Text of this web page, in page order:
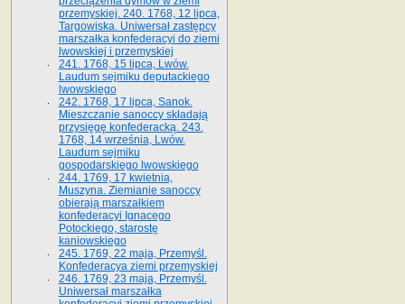
przemyskiej. 240. 1768, 12 lipca,
Targowiska. Uniwersał zastępcy
marszałka konfederacyi do ziemi
lwowskiej i przemyskiej
241. 1768, 15 lipca, Lwów.
Laudum sejmiku deputackiego
lwowskiego
242. 1768, 17 lipca, Sanok.
Mieszczanie sanoccy składają
przysięgę konfederacką. 243.
1768, 14 września, Lwów.
Laudum sejmiku
gospodarskiego lwowskiego
244. 1769, 17 kwietnia,
Muszyna. Ziemianie sanoccy
obierają marszałkiem
konfederacyi Ignacego
Potockiego, starostę
kaniowskiego
245. 1769, 22 maja, Przemyśl.
Konfederacya ziemi przemyskiej
246. 1769, 23 maja, Przemyśl.
Uniwersał marszałka